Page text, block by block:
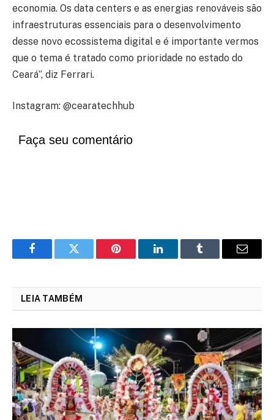
economia. Os data centers e as energias renováveis são
infraestruturas essenciais para o desenvolvimento
desse novo ecossistema digital e é importante vermos
que o tema é tratado como prioridade no estado do
Ceará”, diz Ferrari.
Instagram: @cearatechhub
Faça seu comentário
FacebookTwitter Pinterest LinkedInTumblr Email
LEIA TAMBÉM